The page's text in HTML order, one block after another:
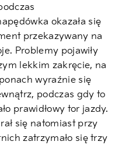
okazała się
przekazywany na
Problemy pojawiły
lekkim zakręcie, na
wyraźnie się
podczas gdy to
prawidłowy tor jazdy.
się natomiast przy
zatrzymało się trzy